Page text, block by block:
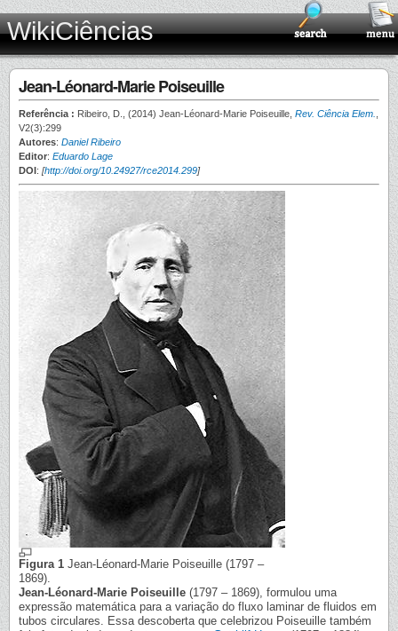
WikiCiências
Jean-Léonard-Marie Poiseuille
Referência : Ribeiro, D., (2014) Jean-Léonard-Marie Poiseuille, Rev. Ciência Elem.
V2(3):299
Autores: Daniel Ribeiro
Editor: Eduardo Lage
DOI: [http://doi.org/10.24927/rce2014.299]
Figura 1 Jean-Léonard-Marie Poiseuille (1797 –
1869).
Jean-Léonard-Marie Poiseuille (1797 – 1869), formulou uma
expressão matemática para a variação do fluxo laminar de fluidos em
tubos circulares. Essa descoberta que celebrizou Poiseuille também